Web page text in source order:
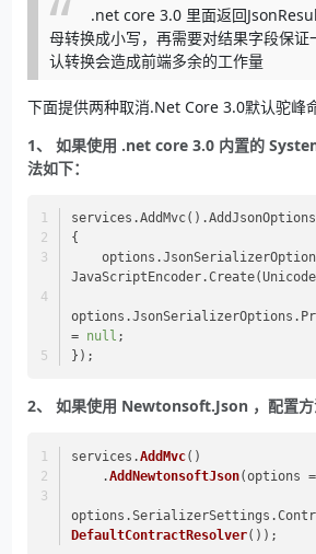
.net core 3.0 里面返回
母转换成小写，再需要对结果字段保证
认转换会造成前端多余的工作量
下面提供两种取消.Net Core 3.0默认驼峰
1、 如果使用 .net core 3.0 内置的
法如下：
{
= null ;
});
2、 如果使用 Newtonsoft.Json ，配置方
services.AddMvc()
    .
AddNewtonsoftJson(options
options.SerializerSettings .
DefaultContractResolver());